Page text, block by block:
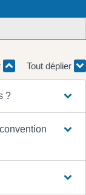
Tout déplier
?